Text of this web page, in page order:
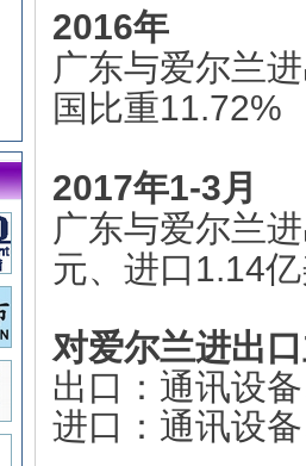
2016年
广东与爱尔兰
国比重11.72%
2017年1-3月
广东与爱尔兰
元、进口 1.14
对爱尔兰进出
出口：通讯设
进口：通讯设